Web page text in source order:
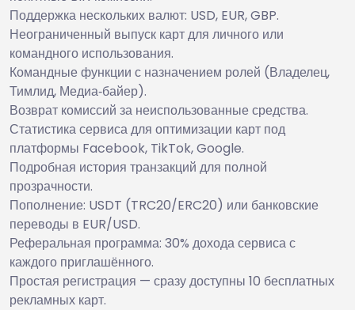
Поддержка нескольких валют: USD, EUR, GBP.
Неограниченный выпуск карт для личного или
командного использования.
Командные функции с назначением ролей (Владелец,
Тимлид, Медиа‑байер).
Возврат комиссий за неиспользованные средства.
Статистика сервиса для оптимизации карт под
платформы Facebook, TikTok, Google.
Подробная история транзакций для полной
прозрачности.
Пополнение: USDT (TRC20/ERC20) или банковские
переводы в EUR/USD.
Реферальная программа: 30% дохода сервиса с
каждого приглашённого.
Простая регистрация — сразу доступны 10 бесплатных
рекламных карт.